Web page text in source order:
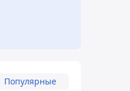
Популярные